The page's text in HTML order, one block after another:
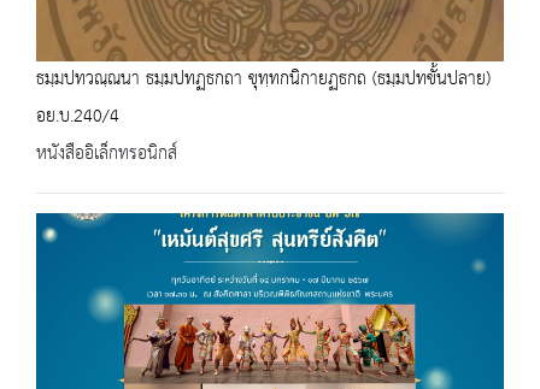
ธมฺมปทวณฺณนา ธมฺมปทฏธกถา ขุทฺทกนิกายฏธกถ (ธมฺมปทขั้นปลาย)
อย.บ.240/4
หนังสืออิเล็กทรอนิกส์